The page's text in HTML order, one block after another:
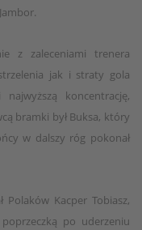
z zaleceniami trenera
jak i straty gola
koncentrację,
bramki był Buksa, który
w dalszy róg pokonał
Kacper Tobiasz,
po uderzeniu